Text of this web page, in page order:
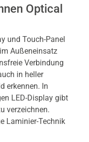
Optical
und Touch-Panel
Außeneinsatz
Verbindung
in heller
erkennen. In
LED-Display gibt
verzeichnen.
Laminier-Technik